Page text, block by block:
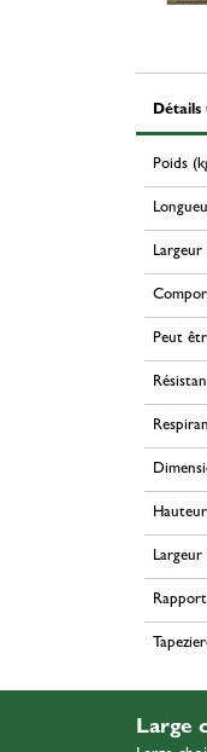
Détails
Poids
Largeur
Peut
Rapport
Large